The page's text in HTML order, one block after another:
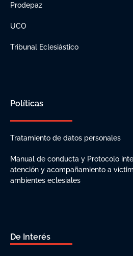
Prodepaz
UCO
Tribunal Eclesiástico
Políticas
Tratamiento de datos personales
Manual de conducta y Protocolo
atención y acompañamiento a
ambientes eclesiales
De Interés